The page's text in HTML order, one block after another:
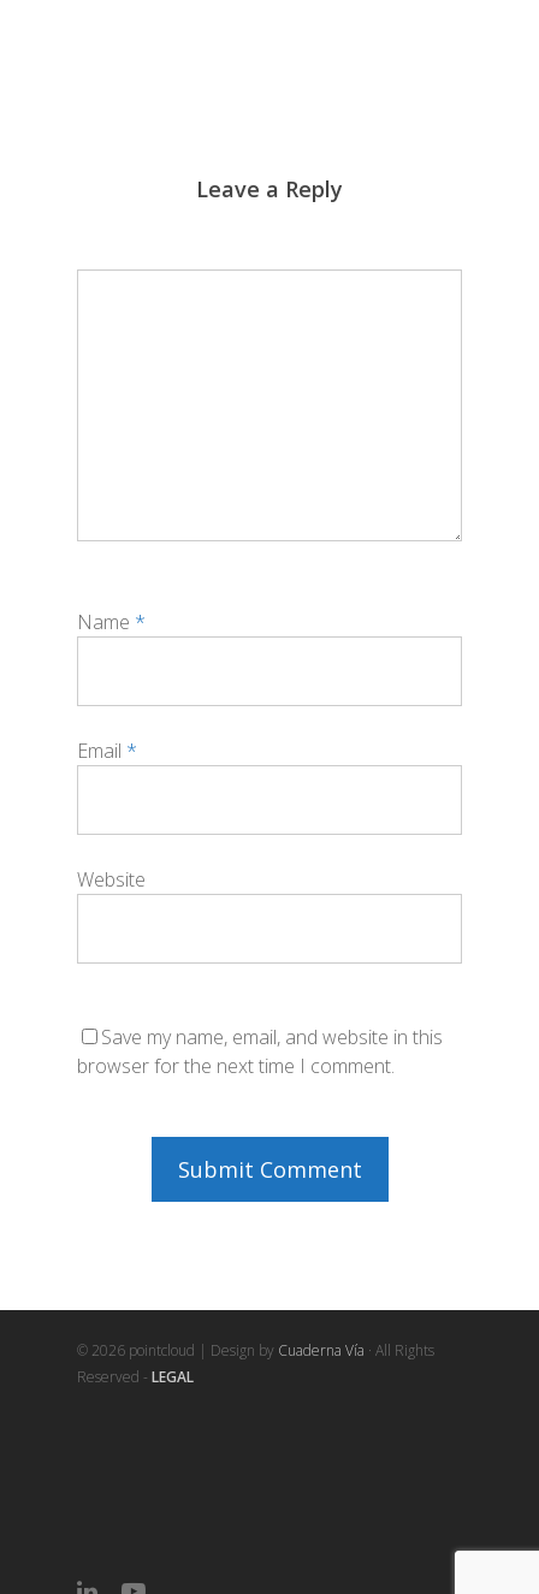
Leave a Reply
Name *
Email *
Website
Save my name, email, and website in this
browser for the next time I comment.
© 2026 pointcloud | Design by Cuaderna Vía · All Rights
Reserved - LEGAL